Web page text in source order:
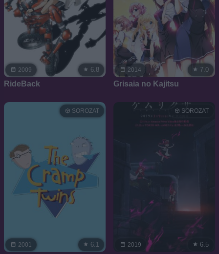
2009 6.8
RideBack
2014 7.0
Grisaia no Kajitsu
2001
SOROZAT
6.1 2019
SOROZAT
6.5